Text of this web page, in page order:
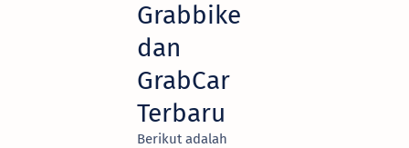
Grabbike
dan
GrabCar
Terbaru
Berikut adalah